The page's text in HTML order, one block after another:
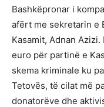
Bashkëpronar i
afërt me sekretarin e
Kasamit, Adnan
euro për partinë e
skema kriminale ku
Tetovës, të cilat më
donatorëve dhe